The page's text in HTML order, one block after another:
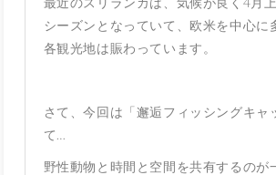
シーズンとなっていて、欧米を中心に
各観光地は賑わっています。
さて、今回は「邂逅フィッシングキャ
て…
野性動物と時間と空間を共有するのが